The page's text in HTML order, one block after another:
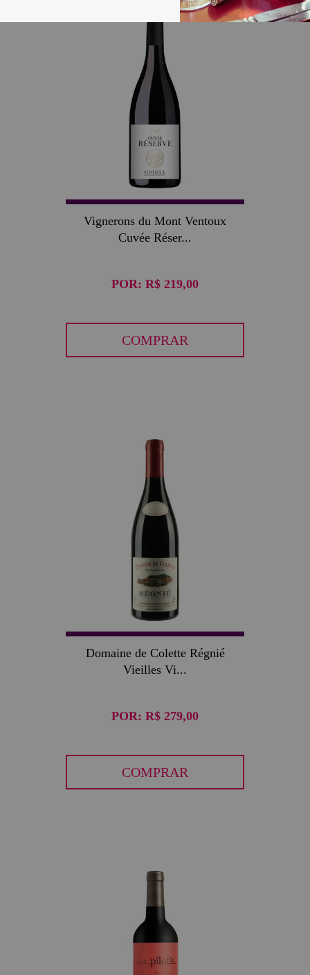
Vignerons du Mont Ventoux
Cuvée Réser...
POR: R$ 219,00
COMPRAR
Domaine de Colette Régnié
Vieilles Vi...
POR: R$ 279,00
COMPRAR